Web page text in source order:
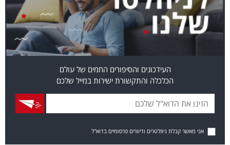
העידכונים והסיפורים החמים של עולם
הכלכלה והתקשורת ישירות במייל שלכם
אני מאשר קבלת ניוזלטרים ודיוורים פרסומיים בדוא"ל